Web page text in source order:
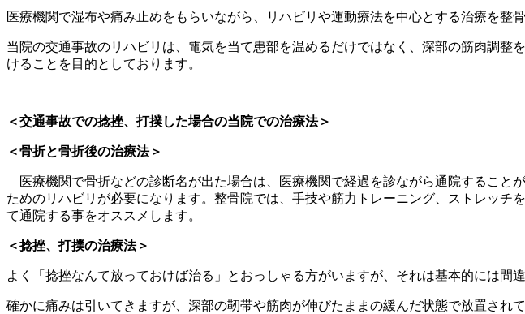
医療機関で湿布や痛み止めをもらいながら、リハビリや運動療法を中心とする治療を整
当院の交通事故のリハビリは、電気を当て患部を温めるだけではなく、深部の筋肉調
けることを目的としております。
＜交通事故での捻挫、打撲した場合の当院での治療法＞
＜骨折と骨折後の治療法＞
医療機関で骨折などの診断名が出た場合は、医療機関で経過を診ながら通院すること
ためのリハビリが必要になります。整骨院では、手技や筋力トレーニング、ストレッ
て通院する事をオススメします。
＜捻挫、打撲の治療法＞
よく「捻挫なんて放っておけば治る」とおっしゃる方がいますが、それは基本的には間違
確かに痛みは引いてきますが、深部の靭帯や筋肉が伸びたままの緩んだ状態で放置さ